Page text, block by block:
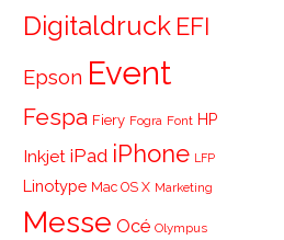
Digitaldruck EFI
Epson Event
Fespa Fiery Fogra Font HP
Inkjet iPad iPhone LFP
Linotype Mac OS X Marketing
Messe Océ Olympus